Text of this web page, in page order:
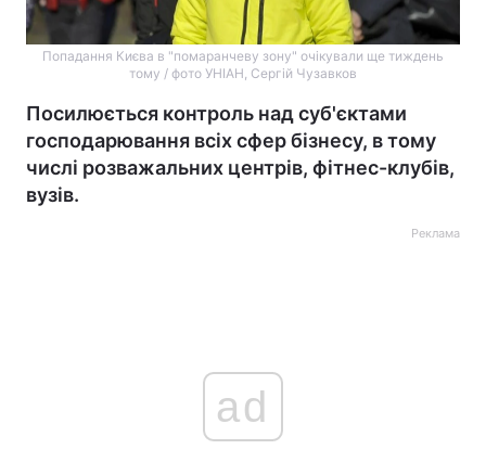
Попадання Києва в "помаранчеву зону" очікували ще тиждень
тому / фото УНІАН, Сергій Чузавков
Посилюється контроль над суб'єктами
господарювання всіх сфер бізнесу, в тому
числі розважальних центрів, фітнес-клубів,
вузів.
Реклама
ad